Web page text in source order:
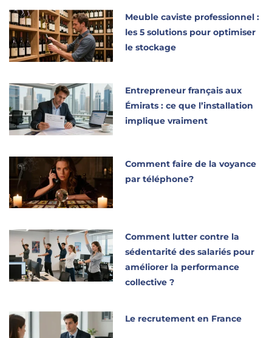
Meuble caviste professionnel :
les 5 solutions pour optimiser
le stockage
Entrepreneur français aux
Émirats : ce que l’installation
implique vraiment
Comment faire de la voyance
par téléphone?
Comment lutter contre la
sédentarité des salariés pour
améliorer la performance
collective ?
Le recrutement en France